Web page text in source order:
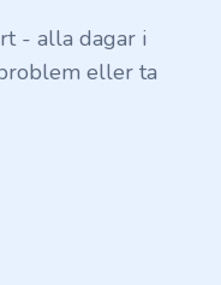
- alla dagar i
eller ta